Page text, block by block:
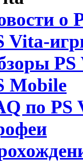
о
Vita-
PS
Mobile
по PS